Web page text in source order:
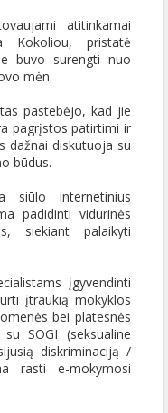
atitinkamai
Kokoliou, pristatė
buvo surengti nuo
mėn.
pastebėjo, kad jie
pagrįstos patirtimi ir
dažnai diskutuoja su
būdus.
siūlo internetinius
padidinti vidurinės
siekiant palaikyti
įgyvendinti
įtraukią mokyklos
bei platesnės
SOGI (seksualine
diskriminaciją /
rasti e-mokymosi